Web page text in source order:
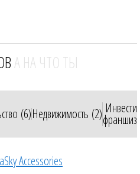
А НА ЧТО ТЫ
(6)Недвижимость (2)
Accessories